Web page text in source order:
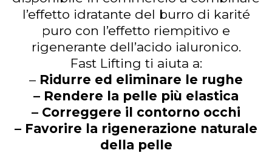
l’effetto idratante del burro di karité
puro con l’effetto riempitivo e
rigenerante dell’acido ialuronico.
Fast Lifting ti aiuta a:
– Ridurre ed eliminare le rughe
– Rendere la pelle più elastica
– Correggere il contorno occhi
– Favorire la rigenerazione naturale
della pelle